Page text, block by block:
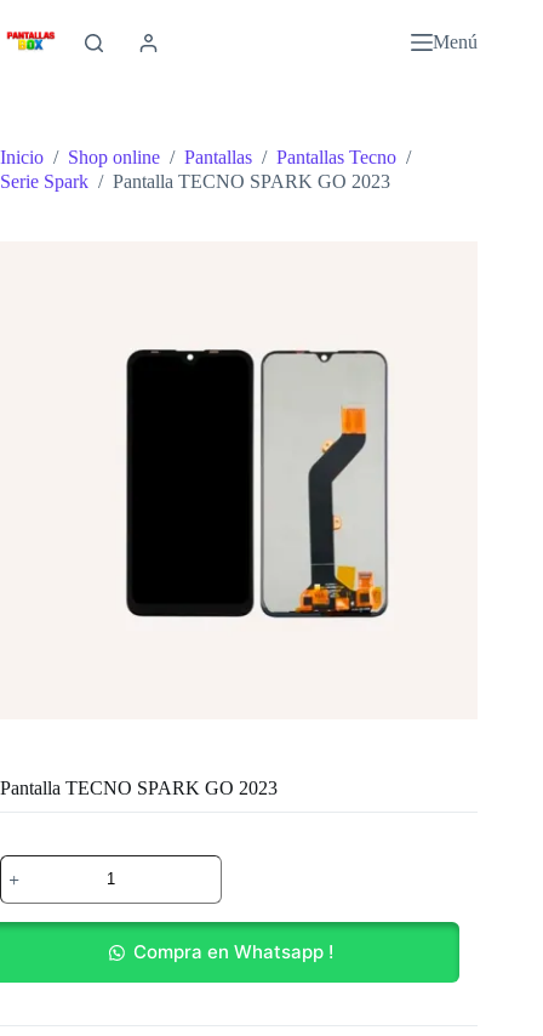
al
contenido
Menú
Inicio / Shop online / Pantallas / Pantallas Tecno /
Serie Spark / Pantalla TECNO SPARK GO 2023
Pantalla TECNO SPARK GO 2023
Pantalla
TECNO
SPARK
GO
Compra en Whatsapp !